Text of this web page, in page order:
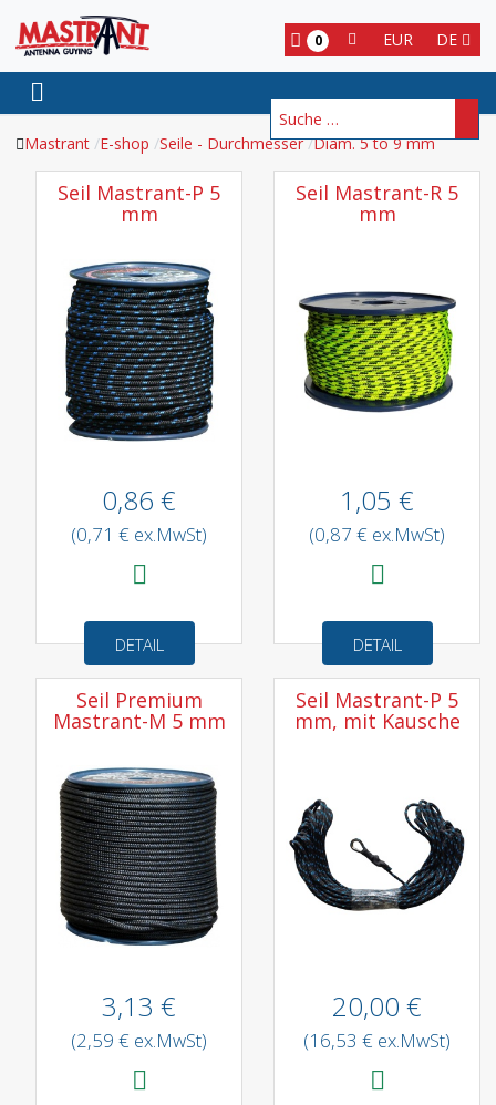
DE
EUR
0
Suchen
Mastrant E-shop Seile - Durchmesser Diam. 5 to 9 mm
Seil Mastrant-P 5
mm
0,86 €
(0,71 € ex.MwSt)
DETAIL
Seil Mastrant-R 5
mm
1,05 €
(0,87 € ex.MwSt)
DETAIL
Seil Premium
Mastrant-M 5 mm
3,13 €
(2,59 € ex.MwSt)
Seil Mastrant-P 5
mm, mit Kausche
20,00 €
(16,53 € ex.MwSt)